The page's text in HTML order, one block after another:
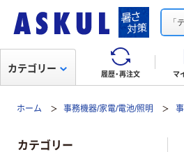
「
履歴・再注文 マ
カテゴリー
ホーム 事務機器/家電/電池/照明
カテゴリー